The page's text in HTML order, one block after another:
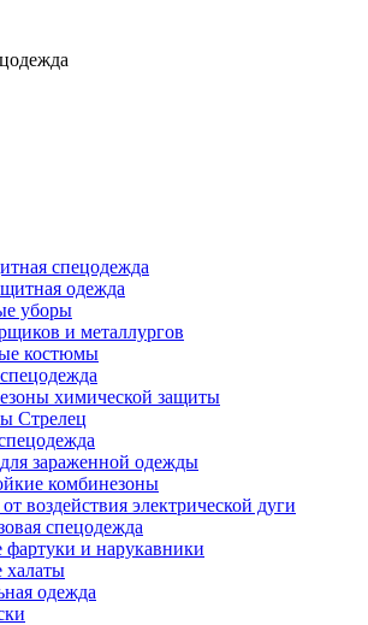
спецодежда
одежда
уборы
и металлургов
костюмы
химической защиты
Стрелец
зараженной одежды
комбинезоны
воздействия электрической дуги
спецодежда
фартуки и нарукавники
халаты
одежда